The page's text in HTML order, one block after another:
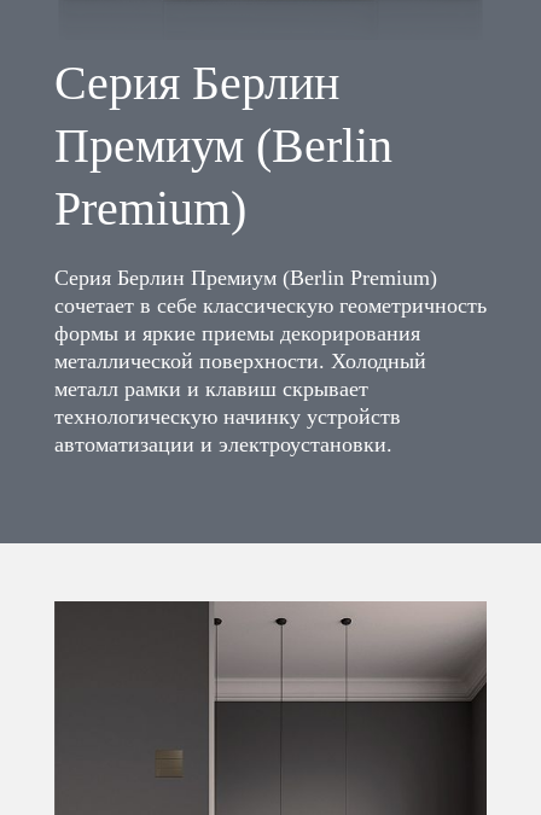
Серия Берлин
Премиум (Berlin
Premium)
Серия Берлин Премиум (Berlin Premium)
сочетает в себе классическую геометричность
формы и яркие приемы декорирования
металлической поверхности. Холодный
металл рамки и клавиш скрывает
технологическую начинку устройств
автоматизации и электроустановки.